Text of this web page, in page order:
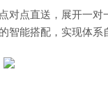
点直送，展开一对
能搭配，实现体系